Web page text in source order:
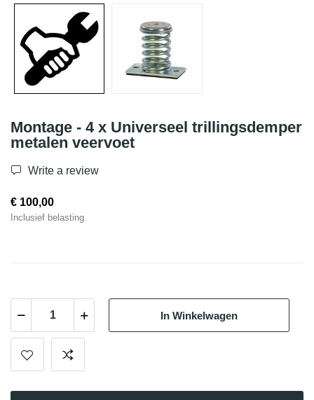
Montage - 4 x Universeel trillingsdemper
metalen veervoet
Write a review
€ 100,00
Inclusief belasting
In Winkelwagen